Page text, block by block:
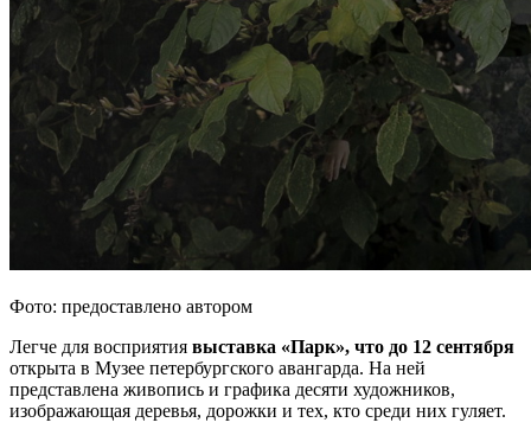
Фото: предоставлено автором
Легче для восприятия выставка «Парк», что до 12 сентября
открыта в Музее петербургского авангарда. На ней
представлена живопись и графика десяти художников,
изображающая деревья, дорожки и тех, кто среди них гуляет.